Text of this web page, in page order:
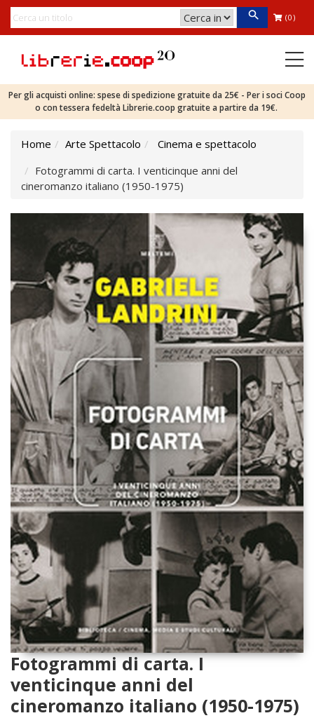
(0)
Per gli acquisti online: spese di spedizione gratuite da 25€ - Per i soci Coop
o con tessera fedeltà Librerie.coop gratuite a partire da 19€.
Home Arte Spettacolo
Cinema e spettacolo
Fotogrammi di carta. I venticinque anni del
cineromanzo italiano (1950-1975)
Fotogrammi di carta. I
venticinque anni del
cineromanzo italiano (1950-1975)